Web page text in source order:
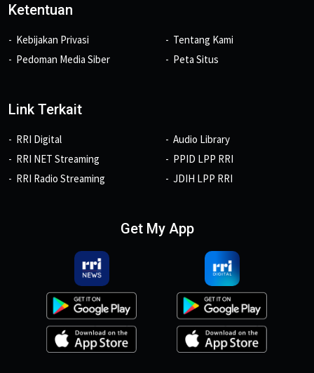
Ketentuan
Kebijakan Privasi
Pedoman Media Siber
Tentang Kami
Peta Situs
Link Terkait
RRI Digital
RRI NET Streaming
RRI Radio Streaming
Audio Library
PPID LPP RRI
JDIH LPP RRI
Get My App